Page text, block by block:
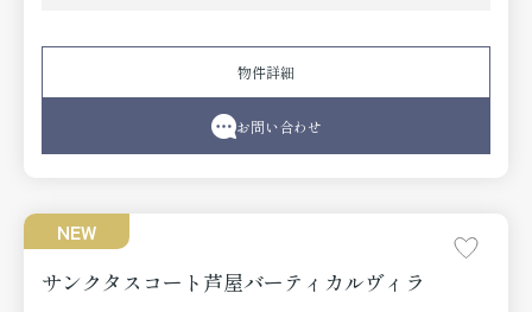
《2026年7月改装リフォーム内容》
●設備取替〔システムキッチン（食洗機付）、ユニットバ
ス（暖房乾燥機付）、トイレ、洗面化粧台〕●クロス全面
張替●フローリング全面張替●建具交換 他
物件詳細
お問い合わせ
NEW
サンクタスコート芦屋バーティカルヴィラ